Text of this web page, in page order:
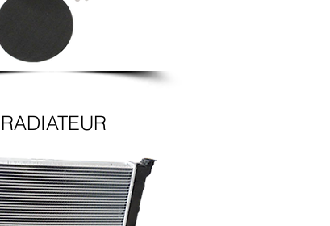
RADIATEUR